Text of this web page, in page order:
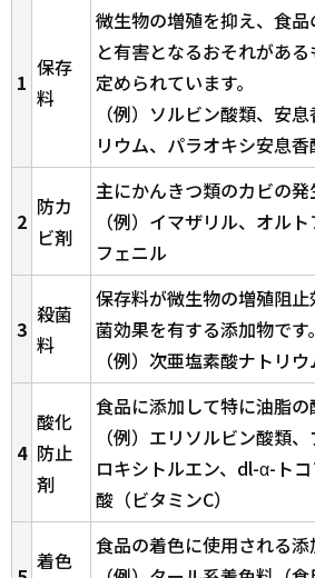
1
保存
料
微生物の増殖を抑え、食
と有害となるおそれがあ
定められています。
（例）ソルビン酸類、安
リウム、パラオキシ安息
2
防カ
ビ剤
主にかんきつ類のカビの発
（例）イマザリル、オル
フェニル
3
殺菌
料
保存料が微生物の増殖阻
菌効果を有する添加物です。
（例）次亜塩素酸ナトリ
4
酸化
防止
剤
食品に添加して特に油脂
（例）エリソルビン酸類
ロキシトルエン、dl-α-ト
酸（ビタミンC）
着色
食品の着色に使用される添